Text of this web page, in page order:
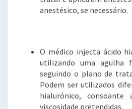
anestésico, se necessário.
O médico injecta ácido
utilizando uma agulha
seguindo o plano de
Podem ser utilizados
hialurónico,
viscosidade pretendidas.